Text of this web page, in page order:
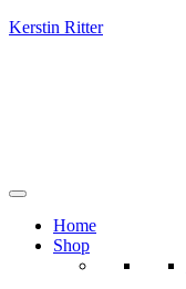
Kerstin Ritter
Home
Shop